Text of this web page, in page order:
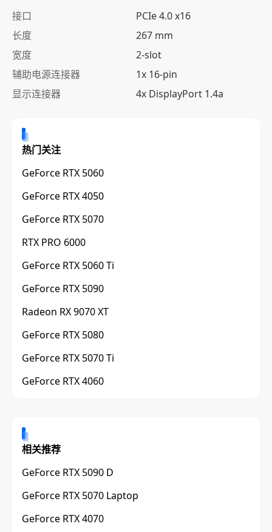
接口
PCIe 4.0 x16
长度
267 mm
宽度
2-slot
辅助电源连接器
1x 16-pin
显示连接器
4x DisplayPort 1.4a
热门关注
GeForce RTX 5060
GeForce RTX 4050
GeForce RTX 5070
RTX PRO 6000
GeForce RTX 5060 Ti
GeForce RTX 5090
Radeon RX 9070 XT
GeForce RTX 5080
GeForce RTX 5070 Ti
GeForce RTX 4060
相关推荐
GeForce RTX 5090 D
GeForce RTX 5070 Laptop
GeForce RTX 4070